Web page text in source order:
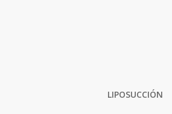
LIPOSUCCIÓN